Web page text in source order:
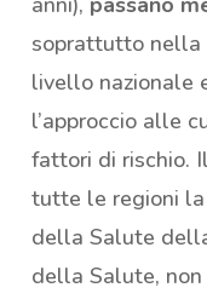
soprattutto nella
livello nazionale
l’approccio alle
fattori di rischio.
tutte le regioni la
della Salute
della Salute,